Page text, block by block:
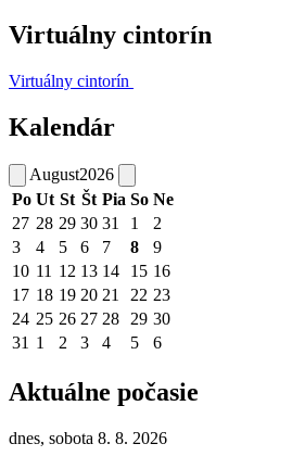
Virtuálny cintorín
Virtuálny cintorín
Kalendár
August2026
Po Ut St Št Pia So Ne
27 28 29 30 31 1
2
3
4 5 6 7 8
9
10 11 12 13 14 15 16
17 18 19 20 21 22 23
24 25 26 27 28 29 30
31 1 2 3 4 5 6
Aktuálne počasie
dnes, sobota 8. 8. 2026